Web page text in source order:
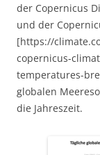
der Copernicus
und der
[https://
copernicus-
temperatures-
globalen
die Jahreszeit.